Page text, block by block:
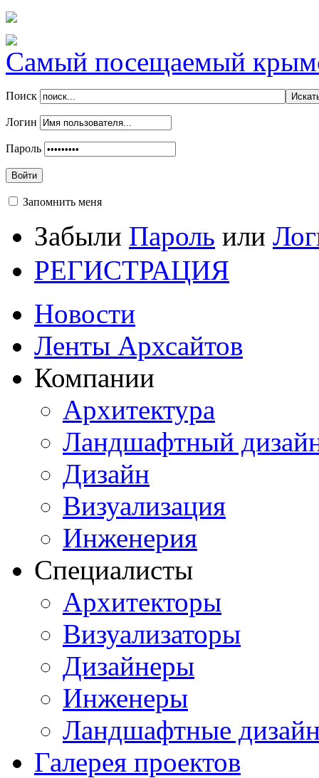
Самый посещаемый
Поиск
Логин
Пароль
Войти
Запомнить меня
Забыли Пароль или
РЕГИСТРАЦИЯ
Новости
Ленты Архсайтов
Компании
Архитектура
Ландшафтный
Дизайн
Визуализация
Инженерия
Специалисты
Архитекторы
Визуализаторы
Дизайнеры
Инженеры
Ландшафтные
Галерея проектов